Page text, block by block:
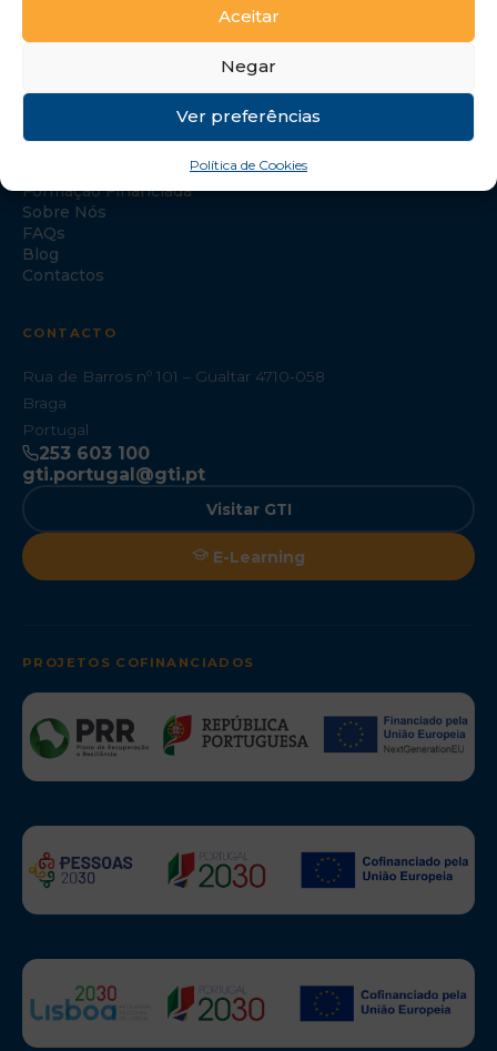
Aceitar
Negar
Ver preferências
Política de Cookies
Formação Especializada
Formação Financiada
Sobre Nós
FAQs
Blog
Contactos
CONTACTO
Rua de Barros nº 101 – Gualtar 4710-058
Braga
Portugal
253 603 100
gti.portugal@gti.pt
Visitar GTI
E-Learning
PROJETOS COFINANCIADOS